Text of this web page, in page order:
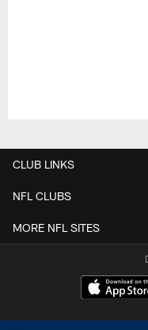
CLUB LINKS
NFL CLUBS
MORE NFL SITES